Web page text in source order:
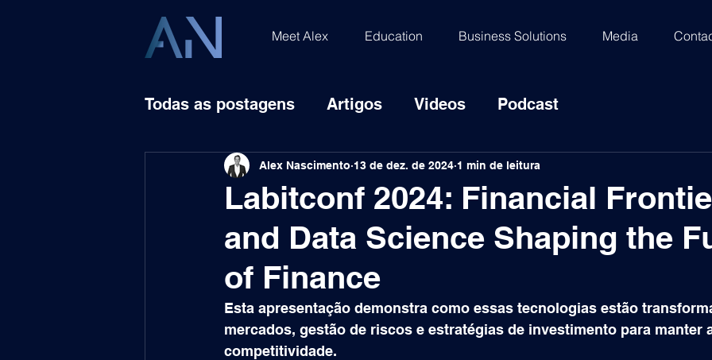
Meet Alex Education Business Solutions Media
Todas as postagens Artigos Videos Podcast
Labitconf 2024: Financial
and Data Science Shaping the
of Finance
Alex Nascimento 13 de dez. de 2024 1 min de leitura
Esta apresentação demonstra como essas tecnologias estão
mercados, gestão de riscos e estratégias de investimento para manter
competitividade.